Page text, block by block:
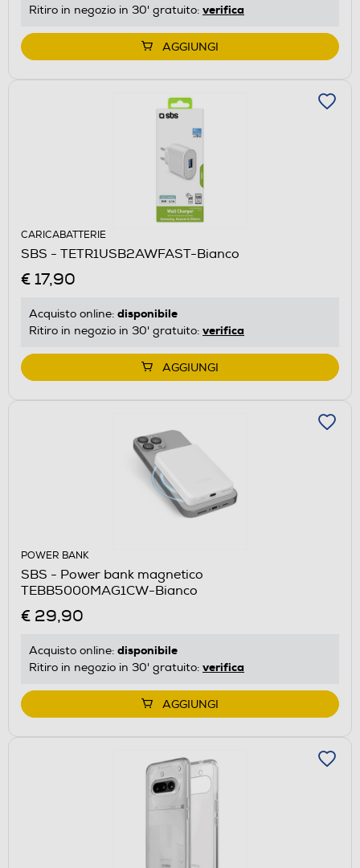
Ritiro in negozio in 30' gratuito: verifica
AGGIUNGI
CARICABATTERIE
SBS - TETR1USB2AWFAST-Bianco
€ 17,90
Acquisto online: disponibile
Ritiro in negozio in 30' gratuito: verifica
AGGIUNGI
POWER BANK
SBS - Power bank magnetico
TEBB5000MAG1CW-Bianco
€ 29,90
Acquisto online: disponibile
Ritiro in negozio in 30' gratuito: verifica
AGGIUNGI